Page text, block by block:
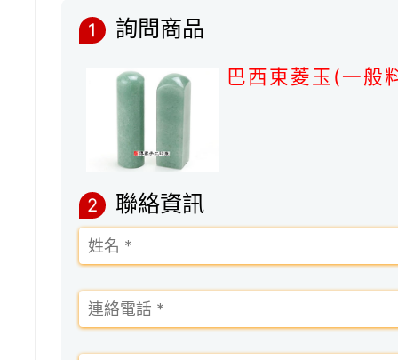
1 詢問商品
巴西東菱玉(一般
2 聯絡資訊